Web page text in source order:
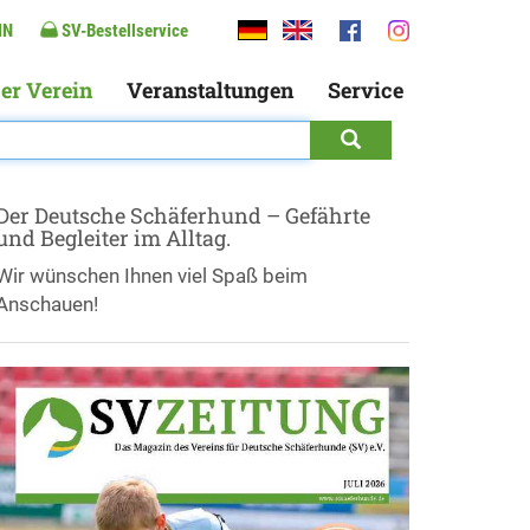
SV-Bestellservice
Verein Veranstaltungen Service
Deutsche Schäferhund – Gefährte
Begleiter im Alltag.
wünschen Ihnen viel Spaß beim